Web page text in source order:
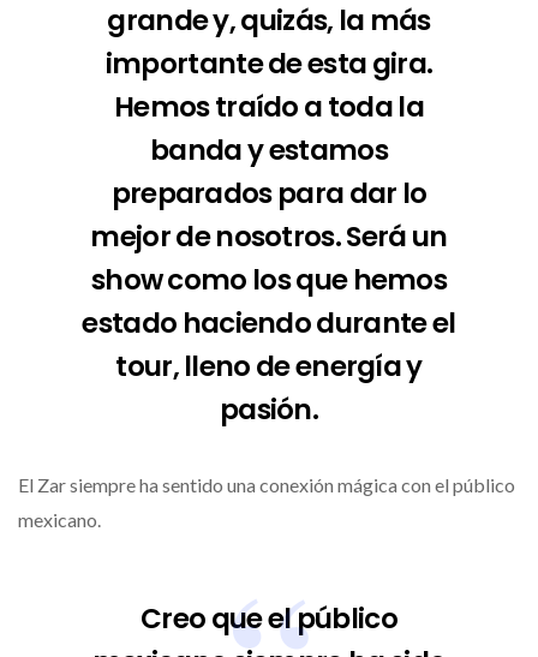
grande y, quizás, la más
importante de esta gira.
Hemos traído a toda la
banda y estamos
preparados para dar lo
mejor de nosotros. Será un
show como los que hemos
estado haciendo durante el
tour, lleno de energía y
pasión.
El Zar siempre ha sentido una conexión mágica con el público
mexicano.
Creo que el público